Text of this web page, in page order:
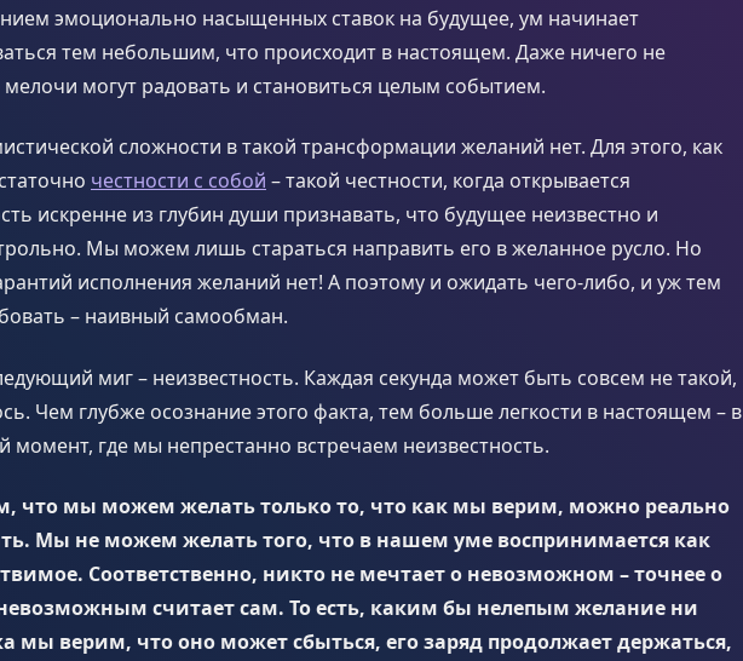
эмоционально насыщенных ставок на будущее, ум начинает
тем небольшим, что происходит в настоящем. Даже ничего не
могут радовать и становиться целым событием.
сложности в такой трансформации желаний нет. Для этого, как
честности с собой – такой честности, когда открывается
искренне из глубин души признавать, что будущее неизвестно и
Мы можем лишь стараться направить его в желанное русло. Но
исполнения желаний нет! А поэтому и ожидать чего-либо, и уж тем
– наивный самообман.
миг – неизвестность. Каждая секунда может быть совсем не такой,
Чем глубже осознание этого факта, тем больше легкости в настоящем – в
момент, где мы непрестанно встречаем неизвестность.
что мы можем желать только то, что как мы верим, можно реально
Мы не можем желать того, что в нашем уме воспринимается как
Соответственно, никто не мечтает о невозможном – точнее о
считает сам. То есть, каким бы нелепым желание ни
мы верим, что оно может сбыться, его заряд продолжает держаться,